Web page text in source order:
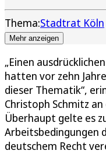
Thema:Stadtrat Köln
Mehr anzeigen
„Einen
hatten vor zehn
dieser Thematik“,
Christoph Schmitz
Überhaupt gelte es
Arbeitsbedingungen
deutschem Recht